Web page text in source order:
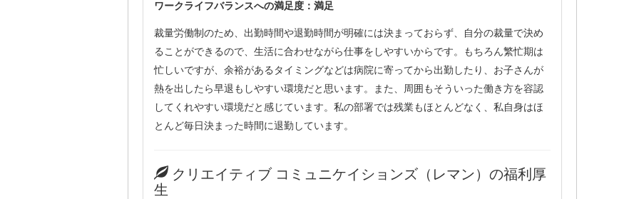
ワークライフバランスへの満足度：満足
裁量労働制のため、出勤時間や退勤時間が明確には決まっておらず、自分の裁量で決め
ることができるので、生活に合わせながら仕事をしやすいからです。もちろん繁忙期は
忙しいですが、余裕があるタイミングなどは病院に寄ってから出勤したり、お子さんが
熱を出したら早退もしやすい環境だと思います。また、周囲もそういった働き方を容認
してくれやすい環境だと感じています。私の部署では残業もほとんどなく、私自身はほ
とんど毎日決まった時間に退勤しています。
クリエイティブ コミュニケイションズ（レマン）の福利厚
生